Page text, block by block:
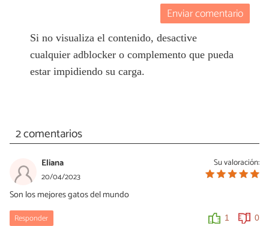
Enviar comentario
Si no visualiza el contenido, desactive
cualquier adblocker o complemento que pueda
estar impidiendo su carga.
2 comentarios
Su valoración:
Eliana
20/04/2023
Son los mejores gatos del mundo
Responder 1 0